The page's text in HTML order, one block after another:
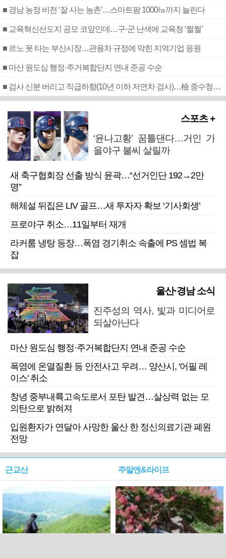
■ 경남 농정 비전 ‘잘 사는 농촌’…스마트팜 1000㏊까지 늘린다
■ 교육혁신선도지 공모 코앞인데…구·군 난색에 교육청 ‘쩔쩔’
■ 르노 못 타는 부산시장…관용차 규정에 막힌 지역기업 응원
■ 마산 원도심 행정·주거복합단지 연내 준공 수순
■ 검사 신분 버리고 직급하향(10년 이하 저연차 검사)…檢 중수청행 기피
스포츠 +
‘윤나고황’ 꿈틀댄다…거인 가
을야구 불씨 살릴까
새 축구협회장 선출 방식 윤곽…“선거인단 192→2만
명”
해체설 뒤집은 LIV 골프…새 투자자 확보 ‘기사회생’
프로야구 취소…11일부터 재개
라커룸 냉탕 등장…폭염 경기취소 속출에 PS 셈법 복
잡
울산·경남 소식
진주성의 역사, 빛과 미디어로
되살아난다
마산 원도심 행정·주거복합단지 연내 준공 수순
폭염에 온열질환 등 안전사고 우려… 양산시, '어필 레
이스' 취소
창녕 중부내륙고속도로서 포탄 발견…살상력 없는 모
의탄으로 밝혀져
입원환자가 연달아 사망한 울산 한 정신의료기관 폐원
전망
근교산 주말엔&라이프